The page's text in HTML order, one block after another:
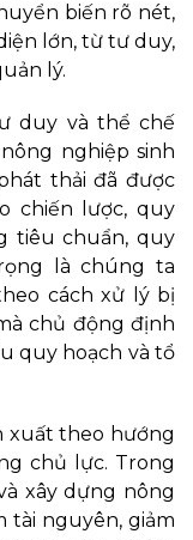
biến rõ nét,
lớn, từ tư duy,
lý.
duy và thể chế
nghiệp sinh
thải đã được
chiến lược, quy
tiêu chuẩn, quy
là chúng ta
cách xử lý bị
chủ động định
quy hoạch và tổ
xuất theo hướng
chủ lực. Trong
xây dựng nông
tài nguyên, giảm